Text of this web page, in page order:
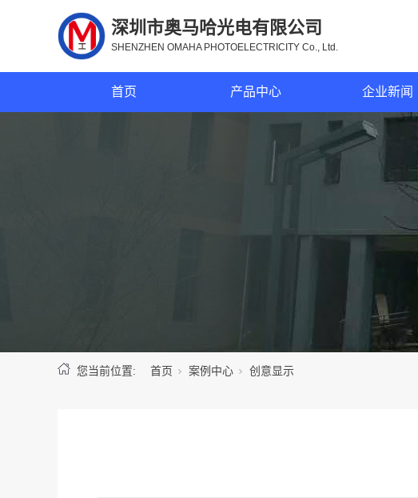
深圳市奥马哈光电有限公司
SHENZHEN OMAHA PHOTOELECTRICITY Co., Ltd.
首页 产品中心 企业新闻
您当前位置: 首页 案例中心 创意显示